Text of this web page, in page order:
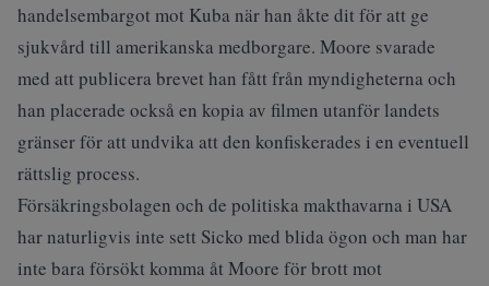
handelsembargot mot Kuba när han åkte dit för att ge
sjukvård till amerikanska medborgare. Moore svarade
med att publicera brevet han fått från myndigheterna och
han placerade också en kopia av filmen utanför landets
gränser för att undvika att den konfiskerades i en eventuell
rättslig process.
Försäkringsbolagen och de politiska makthavarna i USA
har naturligvis inte sett Sicko med blida ögon och man har
inte bara försökt komma åt Moore för brott mot